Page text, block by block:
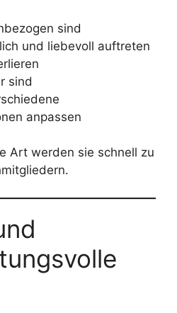
sind
und liebevoll auftreten
sind
anpassen
Art werden sie schnell zu